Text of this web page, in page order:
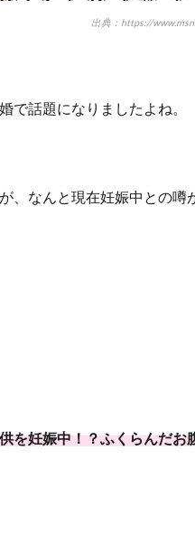
出典：https://
で話題になりましたよね。
、なんと現在妊娠中との噂
を妊娠中！？ふくらんだ